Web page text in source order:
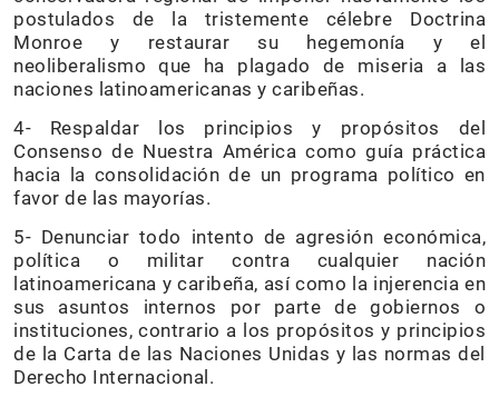
postulados de la tristemente célebre Doctrina
Monroe y restaurar su hegemonía y el
neoliberalismo que ha plagado de miseria a las
naciones latinoamericanas y caribeñas.
4- Respaldar los principios y propósitos del
Consenso de Nuestra América como guía práctica
hacia la consolidación de un programa político en
favor de las mayorías.
5- Denunciar todo intento de agresión económica,
política o militar contra cualquier nación
latinoamericana y caribeña, así como la injerencia en
sus asuntos internos por parte de gobiernos o
instituciones, contrario a los propósitos y principios
de la Carta de las Naciones Unidas y las normas del
Derecho Internacional.